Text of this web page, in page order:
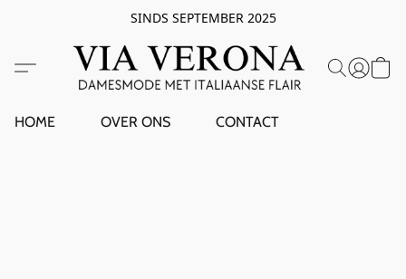
SINDS SEPTEMBER 2025
HOME OVER ONS CONTACT